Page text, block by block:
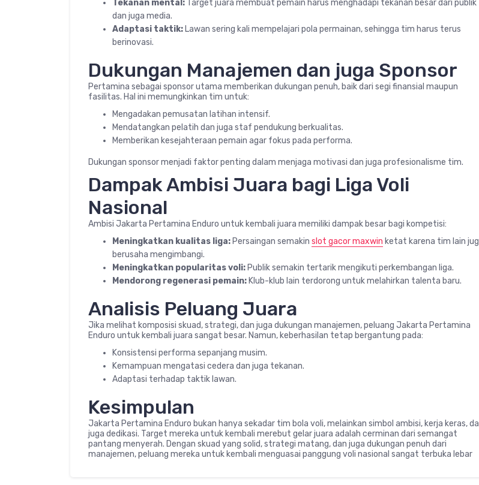
Tekanan mental: Target juara membuat pemain harus menghadapi tekanan besar dari publik
dan juga media.
Adaptasi taktik: Lawan sering kali mempelajari pola permainan, sehingga tim harus terus
berinovasi.
Dukungan Manajemen dan juga Sponsor
Pertamina sebagai sponsor utama memberikan dukungan penuh, baik dari segi finansial maupun
fasilitas. Hal ini memungkinkan tim untuk:
Mengadakan pemusatan latihan intensif.
Mendatangkan pelatih dan juga staf pendukung berkualitas.
Memberikan kesejahteraan pemain agar fokus pada performa.
Dukungan sponsor menjadi faktor penting dalam menjaga motivasi dan juga profesionalisme tim.
Dampak Ambisi Juara bagi Liga Voli
Nasional
Ambisi Jakarta Pertamina Enduro untuk kembali juara memiliki dampak besar bagi kompetisi:
Meningkatkan kualitas liga: Persaingan semakin slot gacor maxwin ketat karena tim lain
berusaha mengimbangi.
Meningkatkan popularitas voli: Publik semakin tertarik mengikuti perkembangan liga.
Mendorong regenerasi pemain: Klub-klub lain terdorong untuk melahirkan talenta baru.
Analisis Peluang Juara
Jika melihat komposisi skuad, strategi, dan juga dukungan manajemen, peluang Jakarta Pertamina
Enduro untuk kembali juara sangat besar. Namun, keberhasilan tetap bergantung pada:
Konsistensi performa sepanjang musim.
Kemampuan mengatasi cedera dan juga tekanan.
Adaptasi terhadap taktik lawan.
Kesimpulan
Jakarta Pertamina Enduro bukan hanya sekadar tim bola voli, melainkan simbol ambisi, kerja keras,
juga dedikasi. Target mereka untuk kembali merebut gelar juara adalah cerminan dari semangat
pantang menyerah. Dengan skuad yang solid, strategi matang, dan juga dukungan penuh dari
manajemen, peluang mereka untuk kembali menguasai panggung voli nasional sangat terbuka lebar